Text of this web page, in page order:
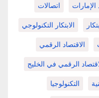
الإمارات اتصالات
الابتكار التكنولوجي
الاقتصاد الرقمي
الرقمي في الخليج
التكنولوجيا